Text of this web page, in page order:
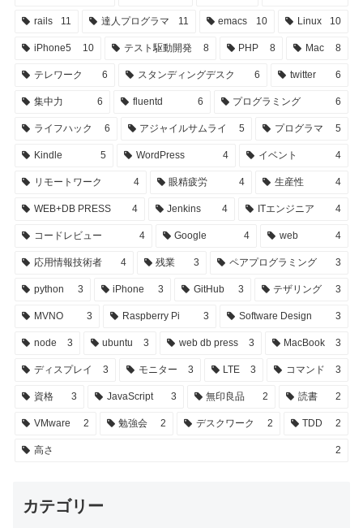
rails 11 達人プログラマ 11 emacs 10 Linux 10
iPhone5 10 テスト駆動開発 8 PHP 8 Mac 8
テレワーク 6 スタンディングデスク 6 twitter 6
集中力 6 fluentd 6 プログラミング 6
ライフハック 6 アジャイルサムライ 5 プログラマ 5
Kindle 5 WordPress 4 イベント 4
リモートワーク 4 眼精疲労 4 生産性 4
WEB+DB PRESS 4 Jenkins 4 ITエンジニア 4
コードレビュー 4 Google 4 web 4
応用情報技術者 4 残業 3 ペアプログラミング 3
python 3 iPhone 3 GitHub 3 テザリング 3
MVNO 3 Raspberry Pi 3 Software Design 3
node 3 ubuntu 3 web db press 3 MacBook 3
ディスプレイ 3 モニター 3 LTE 3 コマンド 3
資格 3 JavaScript 3 無印良品 2 読書 2
VMware 2 勉強会 2 デスクワーク 2 TDD 2
高さ 2
カテゴリー